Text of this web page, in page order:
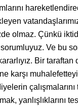
olmaz. Çünkü
Ve bu
Bir taraftan
karşı
çalışmalarını
yanlışlıklarını